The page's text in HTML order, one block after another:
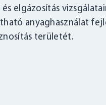
és elgázosítás
anyaghasználat
területét.